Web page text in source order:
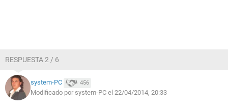
RESPUESTA 2 / 6
system-PC 456
Modificado por system-PC el 22/04/2014, 20:33